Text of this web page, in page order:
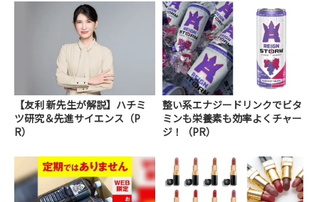
【友利 新先生が解説】ハチミ
ツ研究＆先進サイエンス（P
R）
整い系エナジードリンクでビタ
ミンも栄養素も効率よくチャー
ジ！（PR）